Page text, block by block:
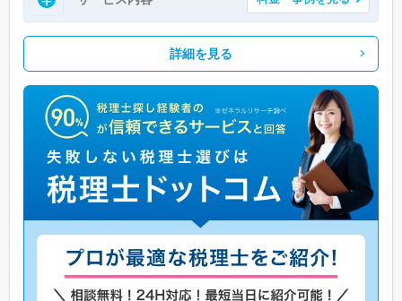
詳細を見る